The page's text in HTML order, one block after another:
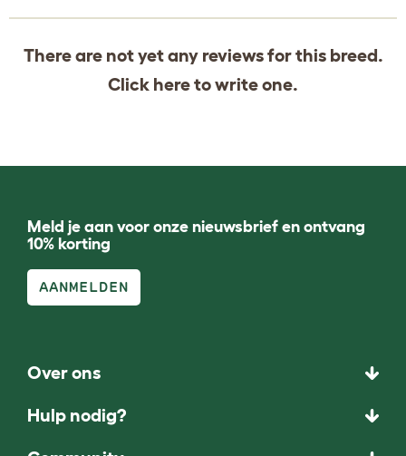
There are not yet any reviews for this breed.
Click hereto write one.
Meld je aan voor onze nieuwsbrief en ontvang
10% korting
AANMELDEN
Over ons
Hulp nodig?